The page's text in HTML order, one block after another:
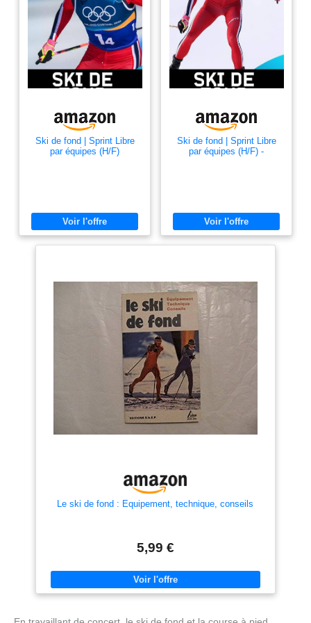
Ski de fond | Sprint Libre
par équipes (H/F)
Ski de fond | Sprint Libre
par équipes (H/F) -
Le ski de fond : Equipement, technique, conseils
5,99 €